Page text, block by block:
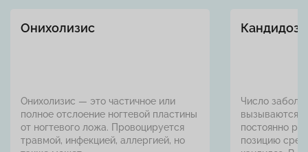
Онихолизис
Онихолизис — это частичное или
полное отслоение ногтевой пластины
от ногтевого ложа. Провоцируется
травмой, инфекцией, аллергией, но
Кандидоз
Число
вызываются
постоянно
позицию